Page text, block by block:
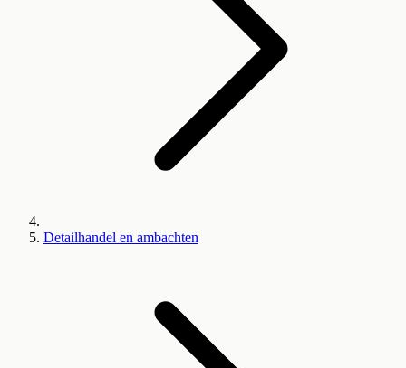
Detailhandel en ambachten